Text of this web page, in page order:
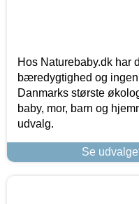
Hos Naturebaby.dk har
bæredygtighed og
Danmarks største
baby, mor, barn og
udvalg.
Se